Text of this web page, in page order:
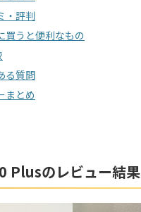
・評判
買うと便利なもの
る質問
まとめ
Plusのレビュー結果